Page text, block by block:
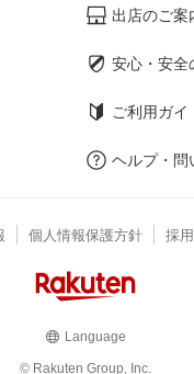
出店のご案
安心・安全
ご利用ガイ
ヘルプ・問
個人情報保護方針 採
Language
© Rakuten Group, Inc.